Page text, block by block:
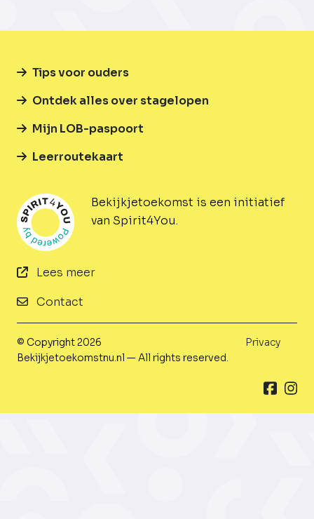
Bekijkjetoekomst is een initiatief
van Spirit4You.
Lees meer
Contact
Tips voor ouders
Ontdek alles over stagelopen
Mijn LOB-paspoort
Leerroutekaart
© Copyright 2026
Bekijkjetoekomstnu.nl — All rights reserved.
Privacy